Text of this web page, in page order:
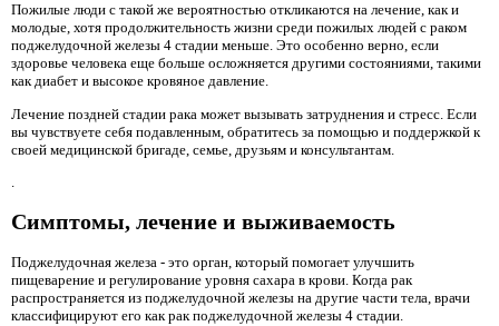
Пожилые люди с такой же вероятностью откликаются на лечение, как и
молодые, хотя продолжительность жизни среди пожилых людей с раком
поджелудочной железы 4 стадии меньше. Это особенно верно, если
здоровье человека еще больше осложняется другими состояниями, такими
как диабет и высокое кровяное давление.
Лечение поздней стадии рака может вызывать затруднения и стресс. Если
вы чувствуете себя подавленным, обратитесь за помощью и поддержкой к
своей медицинской бригаде, семье, друзьям и консультантам.
Симптомы, лечение и выживаемость
Поджелудочная железа - это орган, который помогает улучшить
пищеварение и регулирование уровня сахара в крови. Когда рак
распространяется из поджелудочной железы на другие части тела, врачи
классифицируют его как рак поджелудочной железы 4 стадии.